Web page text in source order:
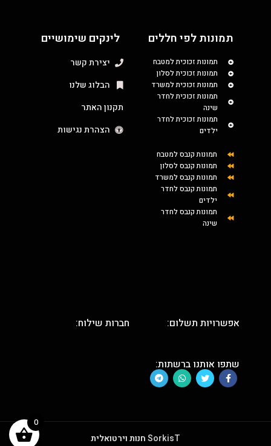
תמונות לפי חללים
תמונות זכוכית למטבח
תמונות זכוכית לסלון
תמונות זכוכית למשרד
תמונות זכוכית לחדר
שינה
תמונות זכוכית לחדר
ילדים
תמונות קנבס למטבח
תמונות קנבס לסלון
תמונות קנבס למשרד
תמונות קנבס לחדר
ילדים
תמונות קנבס לחדר
שינה
לינקים שימושיים
יצירת קשר
הבלוג שלנו
תקנון האתר
הצהרת נגישות
אפשרויות תשלום: חברות שילוח:
שתפו אותנו ברשתות:
SorkisTחנות וירטואלית
0